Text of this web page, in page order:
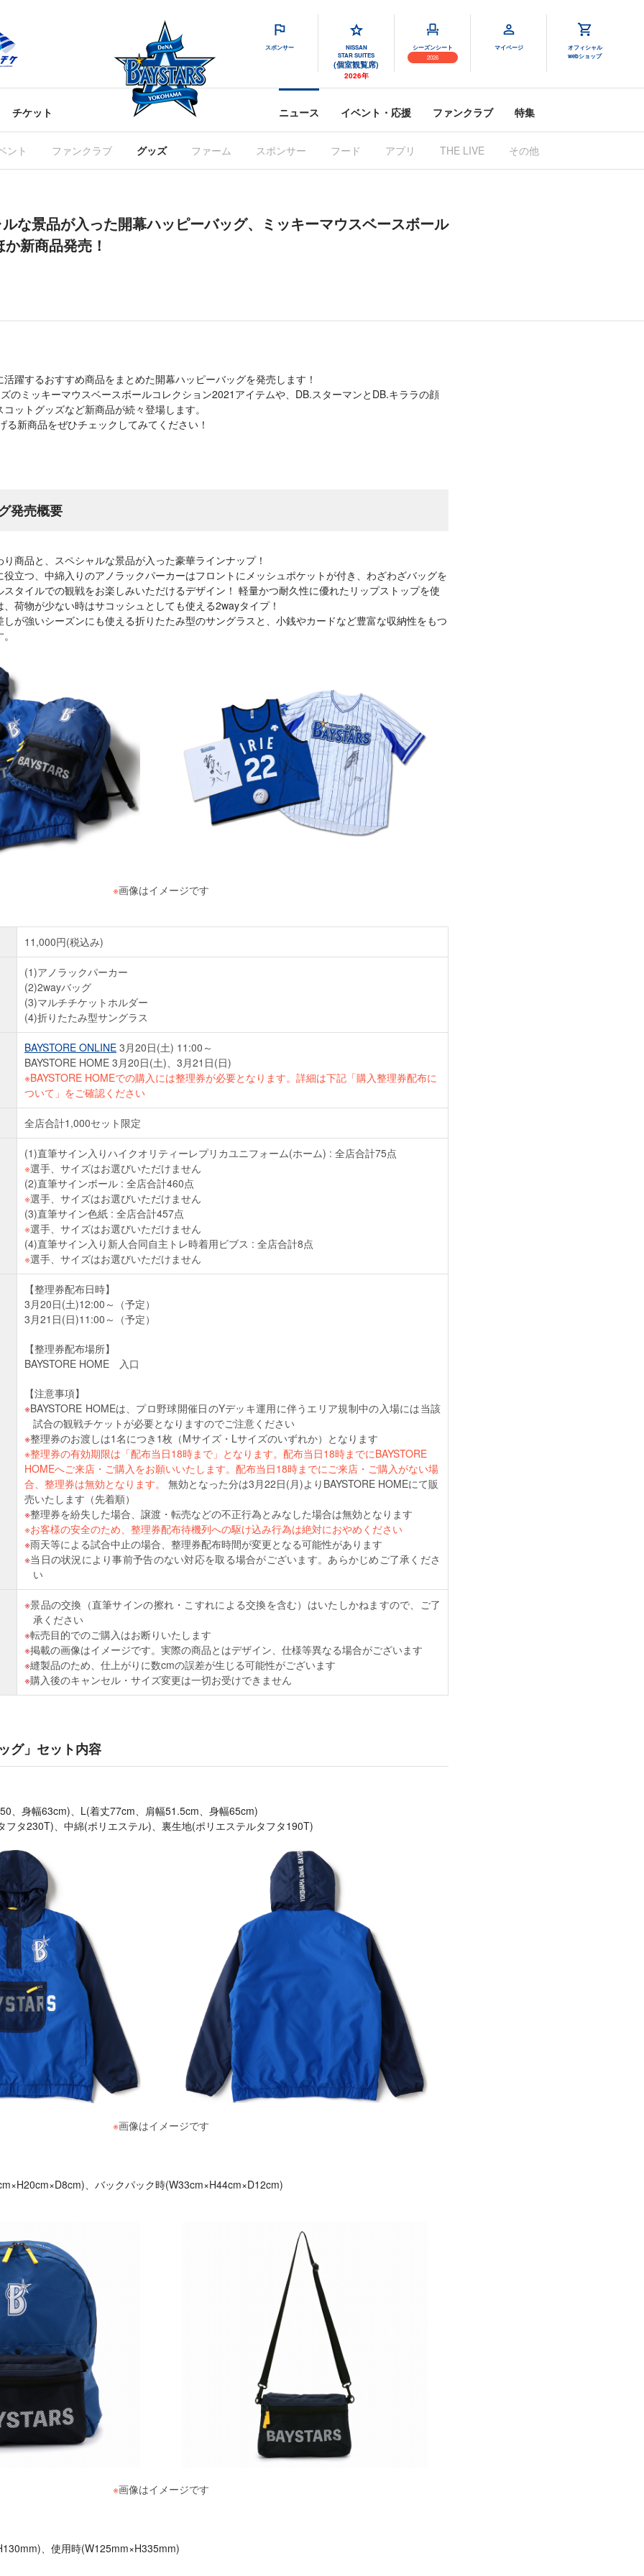
スポンサー
NISSAN
STAR SUITES
(個室観覧席)
2026年
シーズンシート
2026
マイページ
オフィシャル
webショップ
チケット ニュース イベント・応援 ファンクラブ 特集
ント ファンクラブ グッズ ファーム スポンサー フード アプリ THE LIVE その他
な景品が入った開幕ハッピーバッグ、ミッキーマウスベースボール
新商品発売！
躍するおすすめ商品をまとめた開幕ハッピーバッグを発売します！
のミッキーマウスベースボールコレクション2021アイテムや、DB.スターマンとDB.キララの顔
ットグッズなど新商品が続々登場します。
新商品をぜひチェックしてみてください！
発売概要
商品と、スペシャルな景品が入った豪華ラインナップ！
立つ、中綿入りのアノラックパーカーはフロントにメッシュポケットが付き、わざわざバッグを
タイルでの観戦をお楽しみいただけるデザイン！ 軽量かつ耐久性に優れたリップストップを使
荷物が少ない時はサコッシュとしても使える2wayタイプ！
が強いシーズンにも使える折りたたみ型のサングラスと、小銭やカードなど豊富な収納性をもつ
※画像はイメージです
11,000円(税込み)
(1)アノラックパーカー
(2)2wayバッグ
(3)マルチチケットホルダー
(4)折りたたみ型サングラス
BAYSTORE ONLINE 3月20日(土) 11:00～
BAYSTORE HOME 3月20日(土)、3月21日(日)
※BAYSTORE HOMEでの購入には整理券が必要となります。詳細は下記「購入整理券配布に
ついて」をご確認ください
全店合計1,000セット限定
(1)直筆サイン入りハイクオリティーレプリカユニフォーム(ホーム) : 全店合計75点
※選手、サイズはお選びいただけません
(2)直筆サインボール : 全店合計460点
※選手、サイズはお選びいただけません
(3)直筆サイン色紙 : 全店合計457点
※選手、サイズはお選びいただけません
(4)直筆サイン入り新人合同自主トレ時着用ビブス : 全店合計8点
※選手、サイズはお選びいただけません
【整理券配布日時】
3月20日(土)12:00～（予定）
3月21日(日)11:00～（予定）
【整理券配布場所】
BAYSTORE HOME 入口
【注意事項】
BAYSTORE HOMEは、プロ野球開催日のYデッキ運用に伴うエリア規制中の入場には当該
試合の観戦チケットが必要となりますのでご注意ください
整理券のお渡しは1名につき1枚（Mサイズ・Lサイズのいずれか）となります
※整理券の有効期限は「配布当日18時まで」となります。配布当日18時までにBAYSTORE
HOMEへご来店・ご購入をお願いいたします。配布当日18時までにご来店・ご購入がない場
合、整理券は無効となります。
無効となった分は3月22日(月)よりBAYSTORE HOMEにて販
売いたします（先着順）
整理券を紛失した場合、譲渡・転売などの不正行為とみなした場合は無効となります
※お客様の安全のため、整理券配布待機列への駆け込み行為は絶対におやめください
雨天等による試合中止の場合、整理券配布時間が変更となる可能性があります
当日の状況により事前予告のない対応を取る場合がございます。あらかじめご了承くださ
い
景品の交換（直筆サインの擦れ・こすれによる交換を含む）はいたしかねますので、ご了
承ください
転売目的でのご購入はお断りいたします
掲載の画像はイメージです。実際の商品とはデザイン、仕様等異なる場合がございます
縫製品のため、仕上がりに数cmの誤差が生じる可能性がございます
購入後のキャンセル・サイズ変更は一切お受けできません
グ」セット内容
、身幅63cm)、L(着丈77cm、肩幅51.5cm、身幅65cm)
フタ230T)、中綿(ポリエステル)、裏生地(ポリエステルタフタ190T)
※画像はイメージです
、バックパック時(W33cm×H44cm×D12cm)
※画像はイメージです
、使用時(W125mm×H335mm)